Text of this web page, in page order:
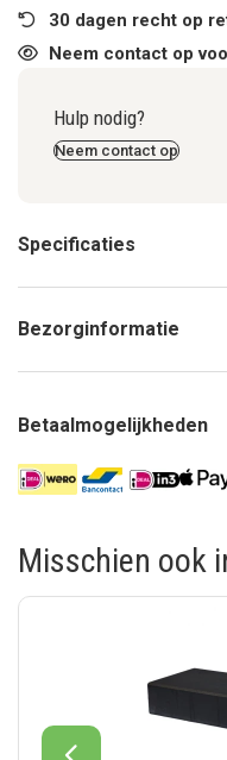
30 dagen recht op
Neem contact op
Hulp nodig?
Neem contact op
Specificaties
Bezorginformatie
Betaalmogelijkheden
Misschien ook